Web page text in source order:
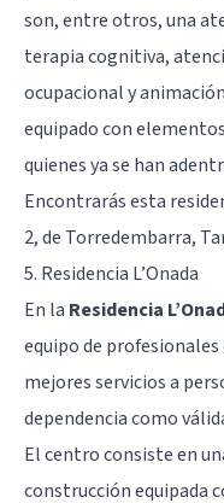
son, entre otros, una
terapia cognitiva,
ocupacional y
equipado con
quienes ya se han
Encontrarás esta
2, de Torredembarra,
5. Residencia L’Onada
En la Residencia
equipo de
mejores servicios a
dependencia como
El centro consiste en
construcción equipada